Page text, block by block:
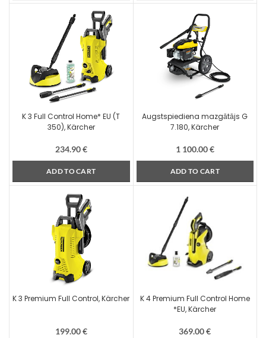
K 3 Full Control Home* EU (T
350), Kärcher
234.90€
ADD TO CART
Augstspiediena mazgātājs G
7.180, Kärcher
1 100.00€
ADD TO CART
K 3 Premium Full Control, Kärcher
199.00€
K 4 Premium Full Control Home
*EU, Kärcher
369.00€